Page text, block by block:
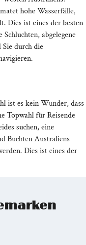
hohe Wasserfälle,
Dies ist eines der besten
abgelegene
durch die
ist es kein Wunder, dass
Topwahl für Reisende
suchen, eine
Buchten Australiens
Dies ist eines der